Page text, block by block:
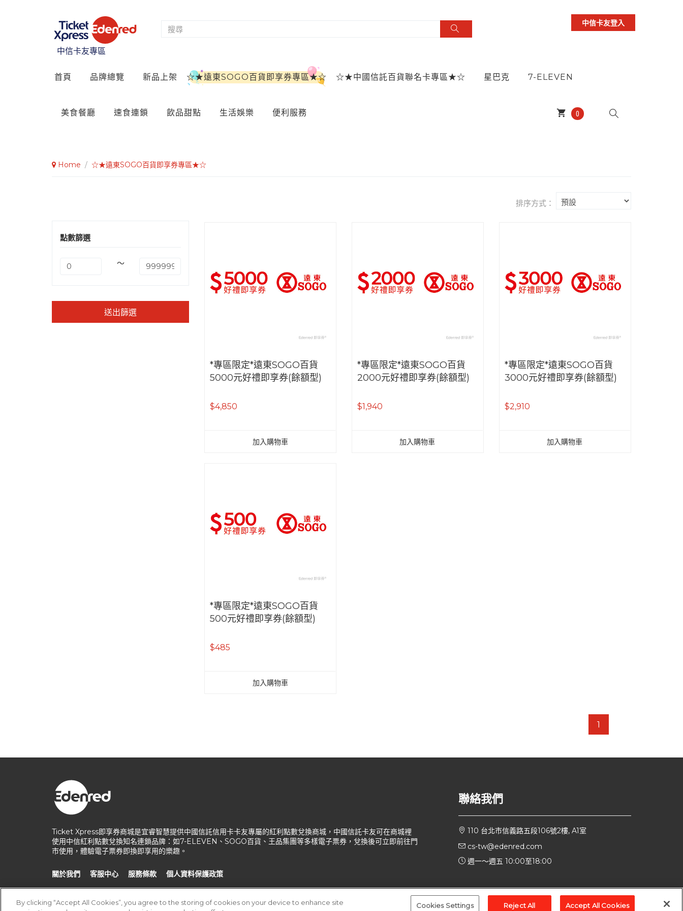
中信卡友專區
中信卡友登入
首頁 品牌總覽 新品上架 ☆★遠東SOGO百貨即享券專區★☆ ☆★中國信託百貨聯名卡專區★☆ 星巴克 7-ELEVEN
美食餐廳 速食連鎖 飲品甜點 生活娛樂 便利服務 shopping_cart 0
Home / ☆★遠東SOGO百貨即享券專區★☆
點數篩選
～
送出篩選
排序方式：
*專區限定*遠東SOGO百貨
5000元好禮即享券(餘額型)
$4,850
加入購物車
*專區限定*遠東SOGO百貨
2000元好禮即享券(餘額型)
$1,940
加入購物車
*專區限定*遠東SOGO百貨
3000元好禮即享券(餘額型)
$2,910
加入購物車
*專區限定*遠東SOGO百貨
500元好禮即享券(餘額型)
$485
加入購物車
1
Ticket Xpress即享券商城是宜睿智慧提供中國信託信用卡卡友專屬的紅利點數兌換商城，中國信託卡友可在商城裡
使用中信紅利點數兌換知名連鎖品牌：如7-ELEVEN、SOGO百貨、王品集團等多樣電子票券，兌換後可立即前往門
市使用，體驗電子票券即換即享用的樂趣。
關於我們 客服中心 服務條款 個人資料保護政策
聯絡我們
110 台北市信義路五段106號2樓, A1室
cs-tw@edenred.com
週一～週五 10:00至18:00
By clicking “Accept All Cookies”, you agree to the storing of cookies on your device to enhance site
Cookies Settings Reject All Accept All Cookies